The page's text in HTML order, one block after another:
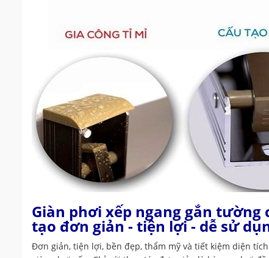
Giàn phơi xếp ngang gắn tường
tạo đơn giản - tiện lợi - dễ sử
Đơn giản, tiện lợi, bền đẹp, thẩm mỹ và tiết kiệm diện